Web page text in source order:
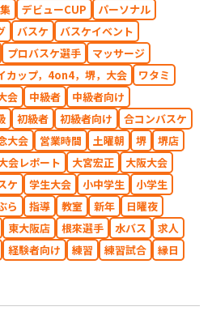
デビューCUP
パーソナル
バスケ
バスケイベント
プロバスケ選手
マッサージ
カップ，4on4，堺，大会
ワタミ
会 中級者
中級者向け
初級者 初級者向け
合コンバスケ
大会 営業時間 土曜朝 堺
堺店
会レポート 大宮宏正
大阪大会
ケ 学生大会 小中学生
小学生
ら 指導 教室 新年
日曜夜
東大阪店 根來選手 水バス
求人
経験者向け 練習 練習試合
縁日